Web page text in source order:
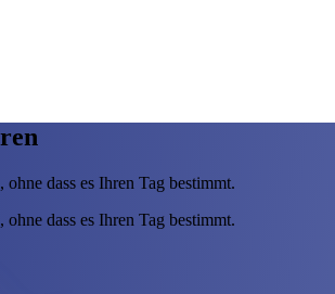
dass es Ihren Tag bestimmt.
dass es Ihren Tag bestimmt.